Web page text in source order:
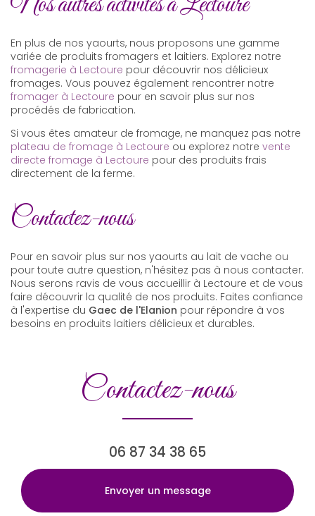
En plus de nos yaourts, nous proposons une gamme
variée de produits fromagers et laitiers. Explorez notre
fromagerie à Lectoure pour découvrir nos délicieux
fromages. Vous pouvez également rencontrer notre
fromager à Lectoure pour en savoir plus sur nos
procédés de fabrication.
Si vous êtes amateur de fromage, ne manquez pas notre
plateau de fromage à Lectoure ou explorez notre vente
directe fromage à Lectoure pour des produits frais
directement de la ferme.
Contactez-nous
Pour en savoir plus sur nos yaourts au lait de vache ou
pour toute autre question, n'hésitez pas à nous contacter.
Nous serons ravis de vous accueillir à Lectoure et de vous
faire découvrir la qualité de nos produits. Faites confiance
à l'expertise du Gaec de l'Elanion pour répondre à vos
besoins en produits laitiers délicieux et durables.
Contactez-nous
06 87 34 38 65
Envoyer un message